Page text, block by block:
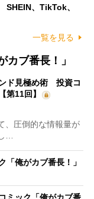
、TikTok、
一覧を見る
カブ番長！」
ド見極め術 投資コ
第11回】
、圧倒的な情報量が
…
俺がカブ番長！」